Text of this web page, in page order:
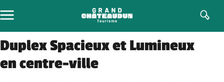
au
contenu
Duplex Spacieux et Lumineux
en centre-ville